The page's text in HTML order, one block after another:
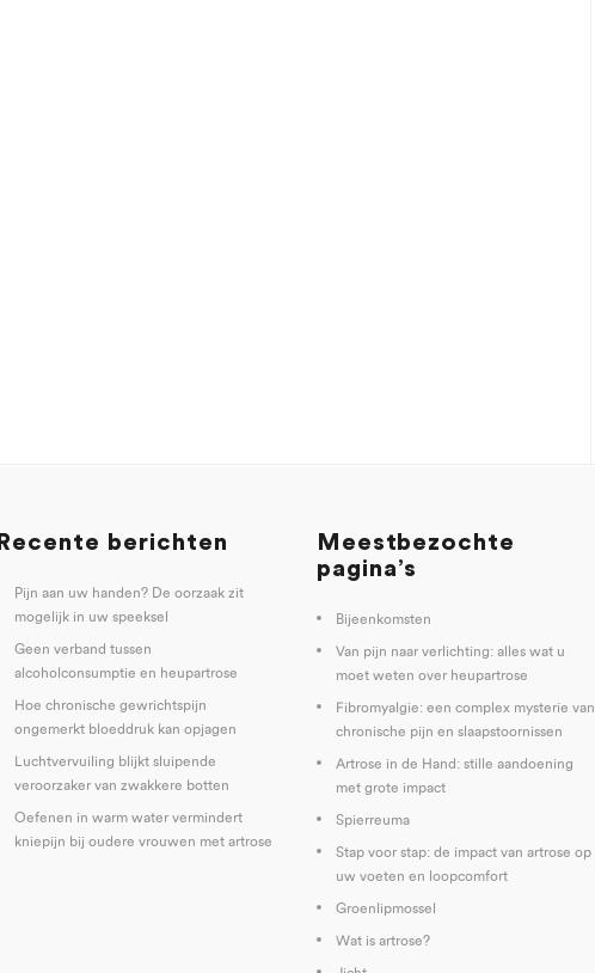
Recente berichten
Pijn aan uw handen? De oorzaak zit
mogelijk in uw speeksel
Geen verband tussen
alcoholconsumptie en heupartrose
Hoe chronische gewrichtspijn
ongemerkt bloeddruk kan opjagen
Luchtvervuiling blijkt sluipende
veroorzaker van zwakkere botten
Oefenen in warm water vermindert
kniepijn bij oudere vrouwen met artrose
Meestbezochte
pagina’s
Bijeenkomsten
Van pijn naar verlichting: alles wat u
moet weten over heupartrose
Fibromyalgie: een complex mysterie van
chronische pijn en slaapstoornissen
Artrose in de Hand: stille aandoening
met grote impact
Spierreuma
Stap voor stap: de impact van artrose op
uw voeten en loopcomfort
Groenlipmossel
Wat is artrose?